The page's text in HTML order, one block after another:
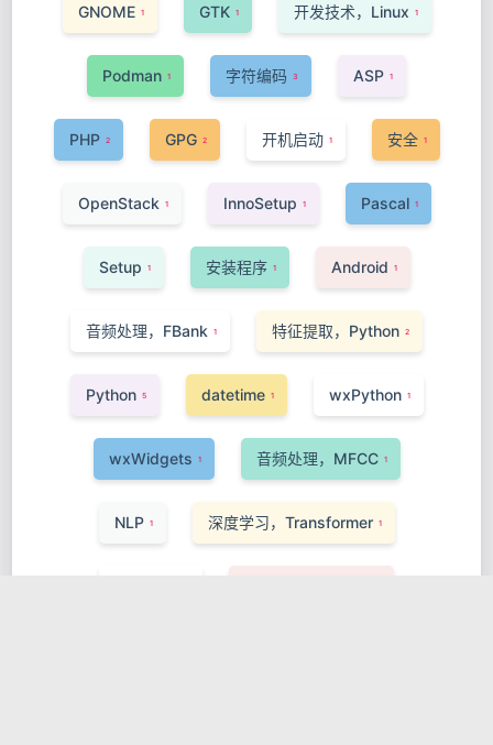
GNOME 1 GTK 1 开发技术，Linux 1
Podman 1 字符编码 3 ASP 1
PHP 2 GPG 2 开机启动 1 安全 1
OpenStack 1 InnoSetup 1 Pascal 1
Setup 1 安装程序 1 Android 1
音频处理，FBank 1 特征提取，Python 2
Python 5 datetime 1 wxPython 1
wxWidgets 1 音频处理，MFCC 1
NLP 1 深度学习，Transformer 1